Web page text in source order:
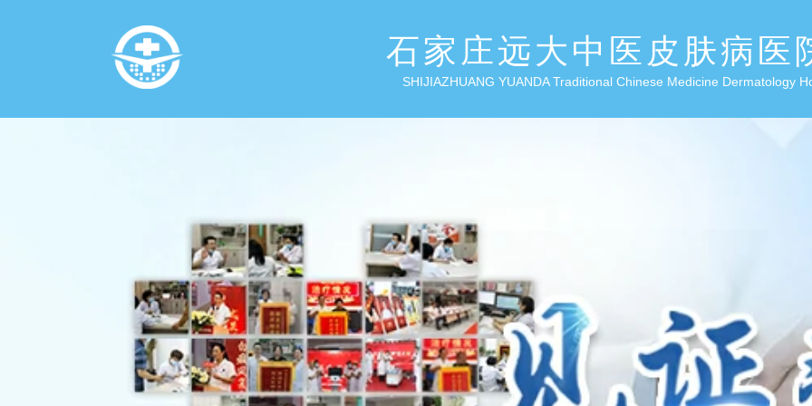
石家庄远大中医皮肤病医
SHIJIAZHUANG YUANDA Traditional Chinese Medicine Dermatology